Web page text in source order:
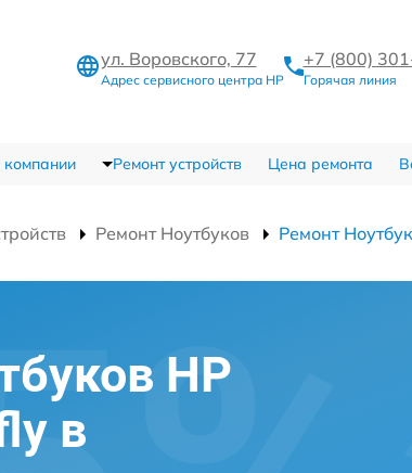
ул. Воровского, 77
Адрес сервисного центра HP
+7 (800)
Горячая линия
Ремонт устройств Цена ремонта
Ремонт Ноутбуков Ремонт
HP
в